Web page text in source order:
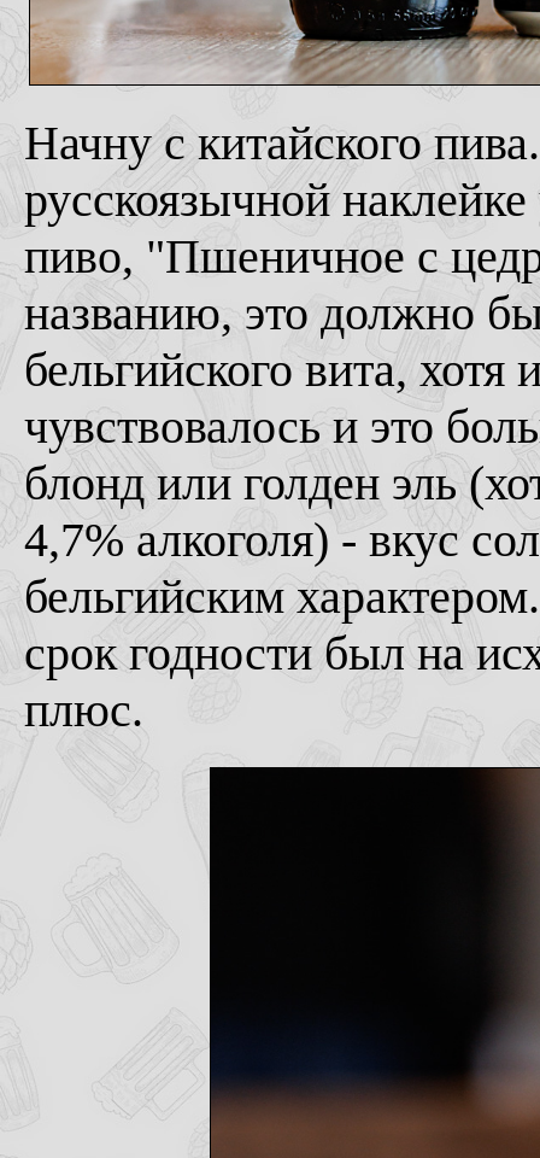
Начну с китайского
русскоязычной
пиво, "Пшеничное с
названию, это должно
бельгийского вита,
чувствовалось и это
блонд или голден эль
4,7% алкоголя) - вкус
бельгийским
срок годности был на
плюс.